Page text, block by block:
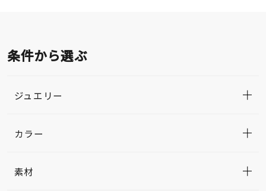
条件から選ぶ
ジュエリー
カラー
素材